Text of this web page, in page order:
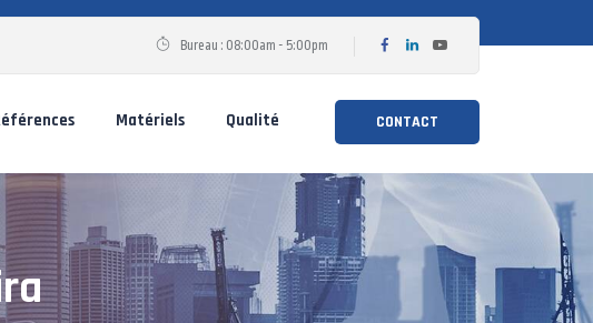
Bureau : 08:00am - 5:00pm
CONTACT
Matériels Qualité